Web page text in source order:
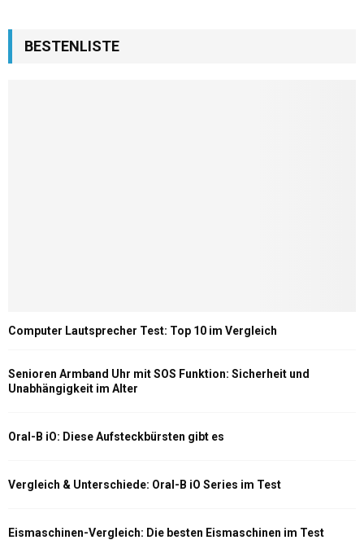
BESTENLISTE
Computer Lautsprecher Test: Top 10 im Vergleich
Senioren Armband Uhr mit SOS Funktion: Sicherheit und
Unabhängigkeit im Alter
Oral-B iO: Diese Aufsteckbürsten gibt es
Vergleich & Unterschiede: Oral-B iO Series im Test
Eismaschinen-Vergleich: Die besten Eismaschinen im Test